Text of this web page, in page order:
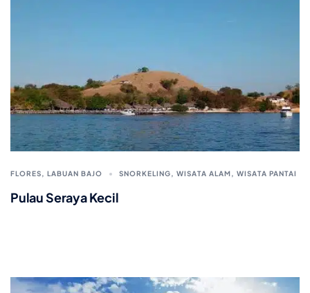
FLORES, LABUAN BAJO SNORKELING, WISATA ALAM, WISATA PANTAI
Pulau Seraya Kecil